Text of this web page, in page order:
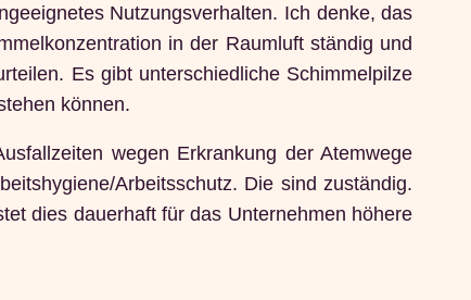
Nutzungsverhalten. Ich denke, das
in der Raumluft ständig und
Es gibt unterschiedliche Schimmelpilze
können.
wegen Erkrankung der Atemwege
Arbeitsschutz. Die sind zuständig.
dies dauerhaft für das Unternehmen höhere